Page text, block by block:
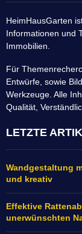
HeimHausGarten
Informationen und
Immobilien.
Für
Entwürfe, sowie
Werkzeuge. Alle
Qualität,
LETZTE
Wandgestaltung
und kreativ
Effektive
unerwünschten